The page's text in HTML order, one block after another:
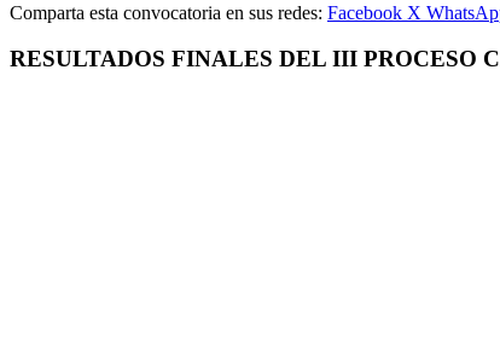
Comparta esta convocatoria en sus redes: Facebook X
RESULTADOS FINALES DEL III PROCESO